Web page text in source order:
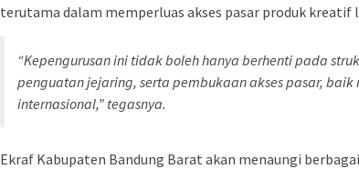
terutama dalam memperluas akses pasar produk kreatif
“Kepengurusan ini tidak boleh hanya berhenti pada
penguatan jejaring, serta pembukaan akses pasar,
internasional,” tegasnya.
Ekraf Kabupaten Bandung Barat akan menaungi